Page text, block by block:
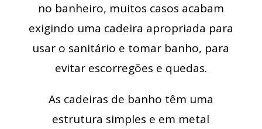
no banheiro, muitos casos acabam
exigindo uma cadeira apropriada para
usar o sanitário e tomar banho, para
evitar escorregões e quedas.
As cadeiras de banho têm uma
estrutura simples e em metal